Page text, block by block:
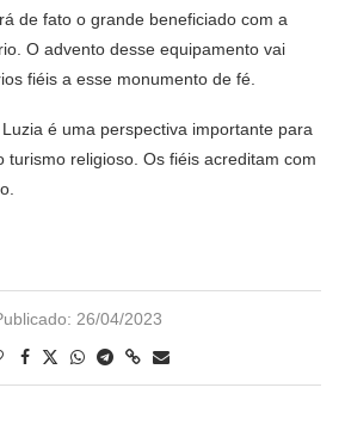
de fato o grande beneficiado com a
O advento desse equipamento vai
fiéis a esse monumento de fé.
é uma perspectiva importante para
turismo religioso. Os fiéis acreditam com
26/04/2023